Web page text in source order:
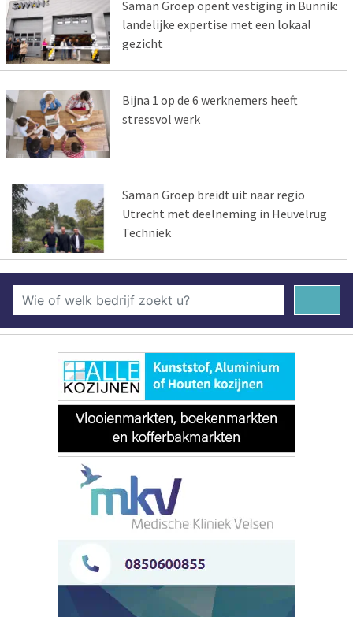
Saman Groep opent vestiging in Bunnik:
landelijke expertise met een lokaal
gezicht
Bijna 1 op de 6 werknemers heeft
stressvol werk
Saman Groep breidt uit naar regio
Utrecht met deelneming in Heuvelrug
Techniek